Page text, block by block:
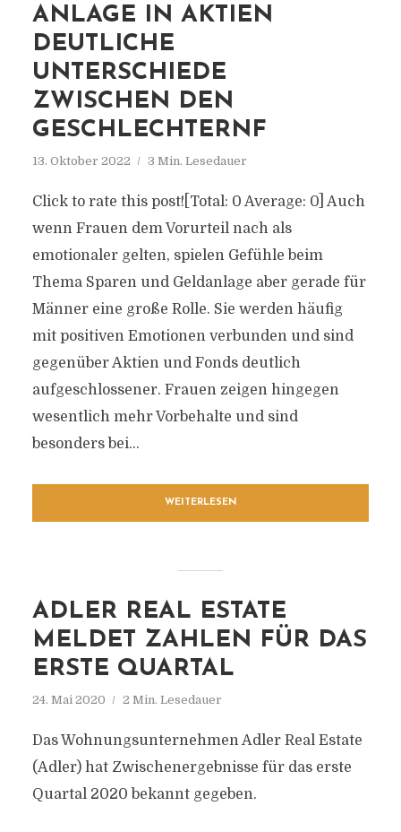
ANLAGE IN AKTIEN
DEUTLICHE
UNTERSCHIEDE
ZWISCHEN DEN
GESCHLECHTERNF
13. Oktober 2022 3 Min. Lesedauer
Click to rate this post![Total: 0 Average: 0] Auch
wenn Frauen dem Vorurteil nach als
emotionaler gelten, spielen Gefühle beim
Thema Sparen und Geldanlage aber gerade für
Männer eine große Rolle. Sie werden häufig
mit positiven Emotionen verbunden und sind
gegenüber Aktien und Fonds deutlich
aufgeschlossener. Frauen zeigen hingegen
wesentlich mehr Vorbehalte und sind
besonders bei...
WEITERLESEN
ADLER REAL ESTATE
MELDET ZAHLEN FÜR DAS
ERSTE QUARTAL
24. Mai 2020 2 Min. Lesedauer
Das Wohnungsunternehmen Adler Real Estate
(Adler) hat Zwischenergebnisse für das erste
Quartal 2020 bekannt gegeben.